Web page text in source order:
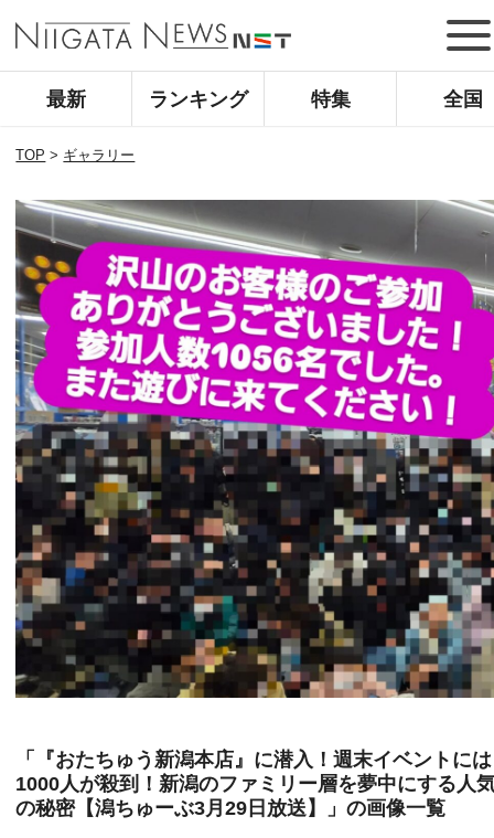
最新 ランキング 特集 全国
TOP > ギャラリー
「『おたちゅう新潟本店』に潜入！週末イベントには
1000人が殺到！新潟のファミリー層を夢中にする人
の秘密【潟ちゅーぶ3月29日放送】」の画像一覧